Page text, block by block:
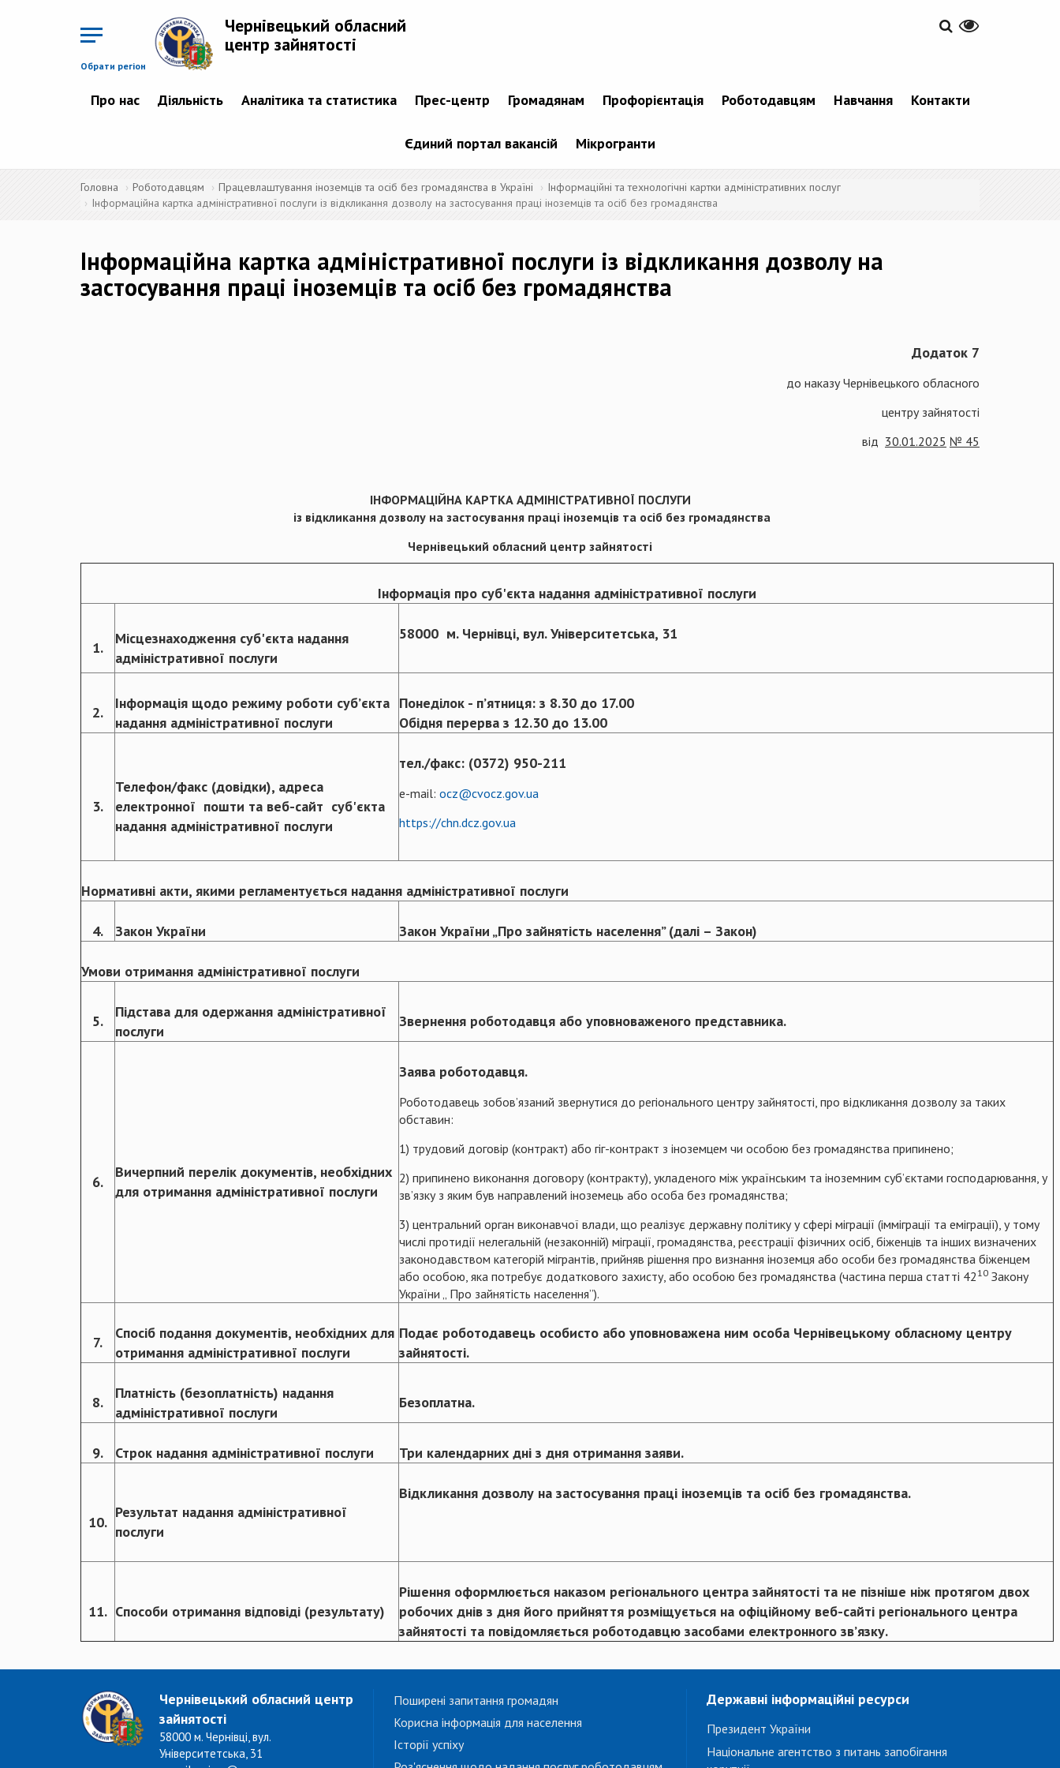
Обрати регіон
Чернівецький обласний
центр зайнятості
Про нас Діяльність Аналітика та статистика Прес-центр Громадянам Профорієнтація Роботодавцям Навчання Контакти
Єдиний портал вакансій Мікрогранти
Головна Роботодавцям Працевлаштування іноземців та осіб без громадянства в Україні
Інформаційні та технологічні картки адміністративних послуг
Інформаційна картка адміністративної послуги із відкликання дозволу на застосування праці іноземців та осіб без громадянства
Інформаційна картка адміністративної послуги із відкликання дозволу на
застосування праці іноземців та осіб без громадянства
Додаток 7
до наказу Чернівецького обласного
центру зайнятості
від 30.01.2025 № 45
ІНФОРМАЦІЙНА КАРТКА АДМІНІСТРАТИВНОЇ ПОСЛУГИ
із відкликання дозволу на застосування праці іноземців та осіб без громадянства
Чернівецький обласний центр зайнятості
Інформація про суб'єкта надання адміністративної послуги
1.
Місцезнаходження суб'єкта надання
адміністративної послуги
58000 м. Чернівці, вул. Університетська, 31
2.
Інформація щодо режиму роботи суб’єкта
надання адміністративної послуги
Понеділок - п’ятниця: з 8.30 до 17.00
Обідня перерва з 12.30 до 13.00
3.
Телефон/факс (довідки), адреса
електронної пошти та веб-сайт суб'єкта
надання адміністративної послуги
тел./факс: (0372) 950-211
e-mail: ocz@cvocz.gov.ua
https://chn.dcz.gov.ua
Нормативні акти, якими регламентується надання адміністративної послуги
4. Закон України Закон України „Про зайнятість населення” (далі – Закон)
Умови отримання адміністративної послуги
5.
Підстава для одержання адміністративної
послуги
Звернення роботодавця або уповноваженого представника.
6.
Вичерпний перелік документів, необхідних
для отримання адміністративної послуги
Заява роботодавця.
Роботодавець зобов’язаний звернутися до регіонального центру зайнятості, про відкликання дозволу за таких
обставин:
1) трудовий договір (контракт) або гіг-контракт з іноземцем чи особою без громадянства припинено;
2) припинено виконання договору (контракту), укладеного між українським та іноземним суб’єктами господарювання, у
зв’язку з яким був направлений іноземець або особа без громадянства;
3) центральний орган виконавчої влади, що реалізує державну політику у сфері міграції (імміграції та еміграції), у тому
числі протидії нелегальній (незаконній) міграції, громадянства, реєстрації фізичних осіб, біженців та інших визначених
законодавством категорій мігрантів, прийняв рішення про визнання іноземця або особи без громадянства біженцем
або особою, яка потребує додаткового захисту, або особою без громадянства (частина перша статті 42 10 Закону
України „ Про зайнятість населення”).
7.
Спосіб подання документів, необхідних для
отримання адміністративної послуги
Подає роботодавець особисто або уповноважена ним особа Чернівецькому обласному центру
зайнятості.
8.
Платність (безоплатність) надання
адміністративної послуги
Безоплатна.
9. Строк надання адміністративної послуги Три календарних дні з дня отримання заяви.
10.
Результат надання адміністративної
послуги
Відкликання дозволу на застосування праці іноземців та осіб без громадянства.
11. Способи отримання відповіді (результату)
Рішення оформлюється наказом регіонального центра зайнятості та не пізніше ніж протягом двох
робочих днів з дня його прийняття розміщується на офіційному веб-сайті регіонального центра
зайнятості та повідомляється роботодавцю засобами електронного зв’язку.
Чернівецький обласний центр
зайнятості
58000 м. Чернівці, вул.
Університетська, 31
Поширені запитання громадян
Корисна інформація для населення
Історії успіху
Державні інформаційні ресурси
Президент України
Національне агентство з питань запобігання